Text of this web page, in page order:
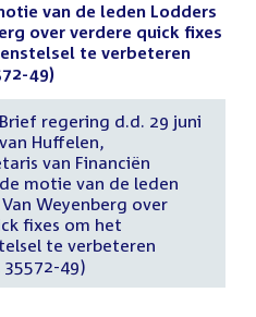
van de leden Lodders
over verdere quick fixes
te verbeteren
49)
regering d.d. 29 juni
Huffelen,
van Financiën
motie van de leden
Weyenberg over
fixes om het
te verbeteren
35572-49)